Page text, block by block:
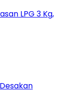
LPG 3 Kg,